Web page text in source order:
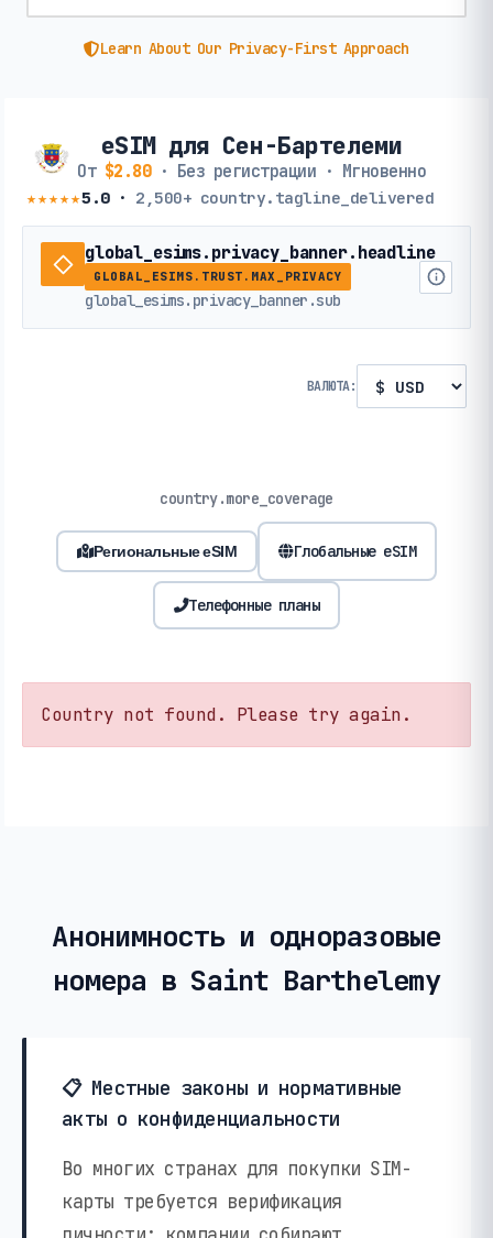
Learn About Our Privacy-First Approach
eSIM для Сен-Бартелеми
От $2.80· Без регистрации · Мгновенно
★★★★★5.0· 2,500+ country.tagline_delivered
global_esims.privacy_banner.headline
GLOBAL_ESIMS.TRUST.MAX_PRIVACY
global_esims.privacy_banner.sub
ВАЛЮТА:
country.more_coverage
Региональные eSIM Глобальные eSIM
Телефонные планы
Country not found. Please try again.
Анонимность и одноразовые
номера в Saint Barthelemy
📋 Местные законы и нормативные
акты о конфиденциальности
Во многих странах для покупки SIM-
карты требуется верификация